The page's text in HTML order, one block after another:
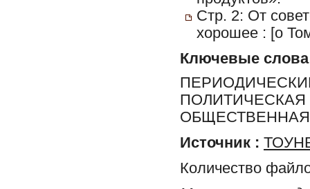
Стр. 2: От
хорошее : [о
Ключевые слова
Источник :
Количество